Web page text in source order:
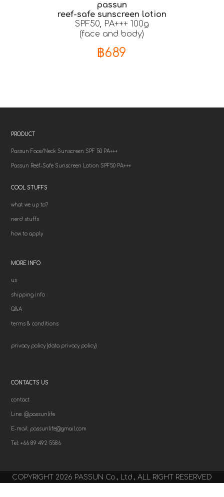
passun
reef-safe sunscreen lotion
SPF50, PA+++ 100g
(face and body)
฿689
PRODUCT
Passun Face/Neck Sunscreen SPF 50 PA+++
Passun Reef-Safe Sunscreen Lotion SPF50 PA+++
COOL STUFFS
what we up to?
nerd stuffs
how to apply
MORE INFO
us
shipping info
Q&A
terms & conditions
privacy policy (data privacy policy)
CONTACTS US
contact
Line: @passunlife
E-mail: passunlife@gmail.com
Tel: +66 89 492 5586
COPYRIGHT 2026 PASSUN Co., Ltd., ALL RIGHT RESERVED